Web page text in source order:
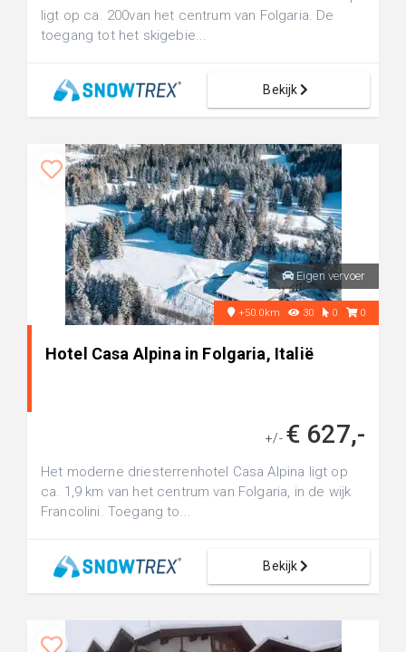
ligt op ca. 200van het centrum van Folgaria. De
toegang tot het skigebie...
Bekijk
Eigen vervoer
+50.0km 30 0 0
Hotel Casa Alpina in Folgaria, Italië
+/- € 627,-
Het moderne driesterrenhotel Casa Alpina ligt op
ca. 1,9 km van het centrum van Folgaria, in de wijk
Francolini. Toegang to...
Bekijk